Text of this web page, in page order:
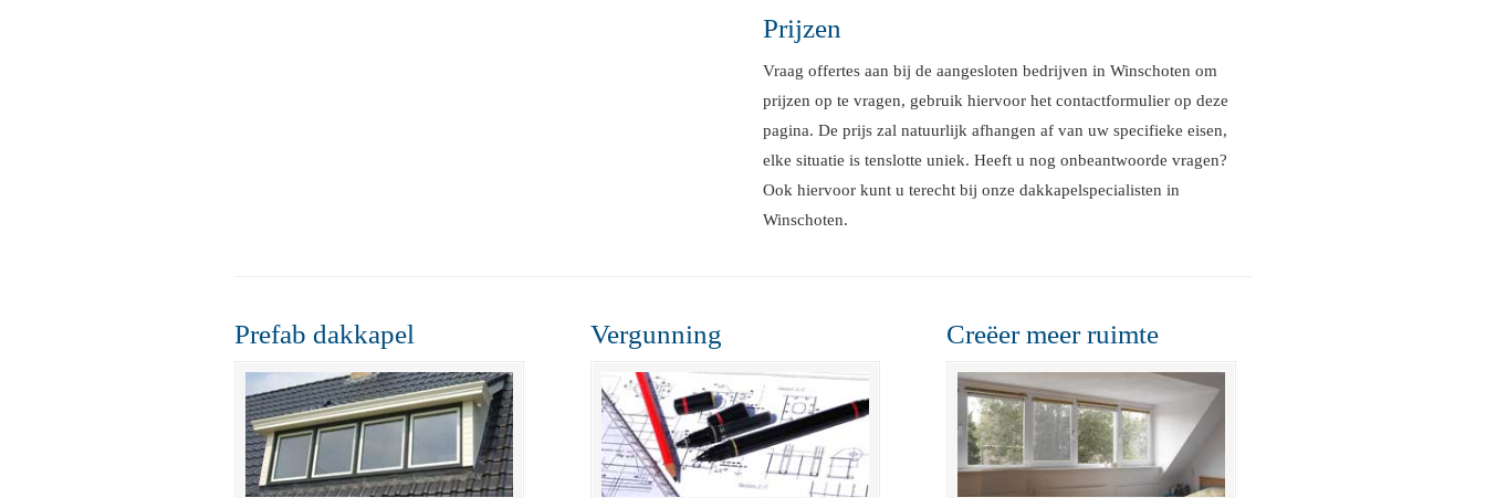
Prijzen
Vraag offertes aan bij de aangesloten bedrijven in Winschoten om
prijzen op te vragen, gebruik hiervoor het contactformulier op deze
pagina. De prijs zal natuurlijk afhangen af van uw specifieke eisen,
elke situatie is tenslotte uniek. Heeft u nog onbeantwoorde vragen?
Ook hiervoor kunt u terecht bij onze dakkapelspecialisten in
Winschoten.
Prefab dakkapel Vergunning Creëer meer ruimte